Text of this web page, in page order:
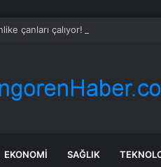
çanları çalıyor! Kritik uyarı geldi
EKONOMI SAĞLIK